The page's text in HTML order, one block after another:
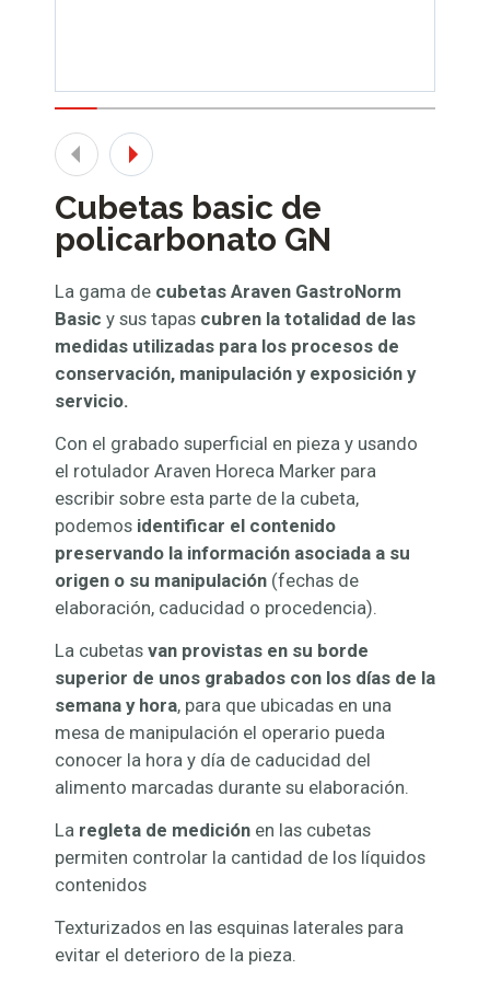
Cubetas basic de
policarbonato GN
La gama de cubetas Araven GastroNorm
Basic y sus tapas cubren la totalidad de las
medidas utilizadas para los procesos de
conservación, manipulación y exposición y
servicio.
Con el grabado superficial en pieza y usando
el rotulador Araven Horeca Marker para
escribir sobre esta parte de la cubeta,
podemos identificar el contenido
preservando la información asociada a su
origen o su manipulación (fechas de
elaboración, caducidad o procedencia).
La cubetas van provistas en su borde
superior de unos grabados con los días de la
semana y hora, para que ubicadas en una
mesa de manipulación el operario pueda
conocer la hora y día de caducidad del
alimento marcadas durante su elaboración.
La regleta de medición en las cubetas
permiten controlar la cantidad de los líquidos
contenidos
Texturizados en las esquinas laterales para
evitar el deterioro de la pieza.